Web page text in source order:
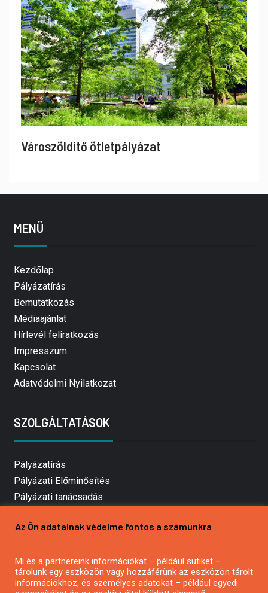
Városzöldítő ötletpályázat
MENÜ
Kezdőlap
Pályázatírás
Bemutatkozás
Médiaajánlat
Hírlevél feliratkozás
Impresszum
Kapcsolat
Adatvédelmi Nyilatkozat
SZOLGÁLTATÁSOK
Pályázatírás
Pályázati Előminősítés
Pályázati tanácsadás
Mezőgazdasági pályázatírás
Pályázatírás civil szervezeteknek
Pályázatírás önkormányzatoknak
Az Ön adatainak védelme fontos a számunkra
Mi és a partnereink információkat – például sütiket –
tárolunk egy eszközön vagy hozzáférünk az eszközön tárolt
információkhoz, és személyes adatokat – például egyedi